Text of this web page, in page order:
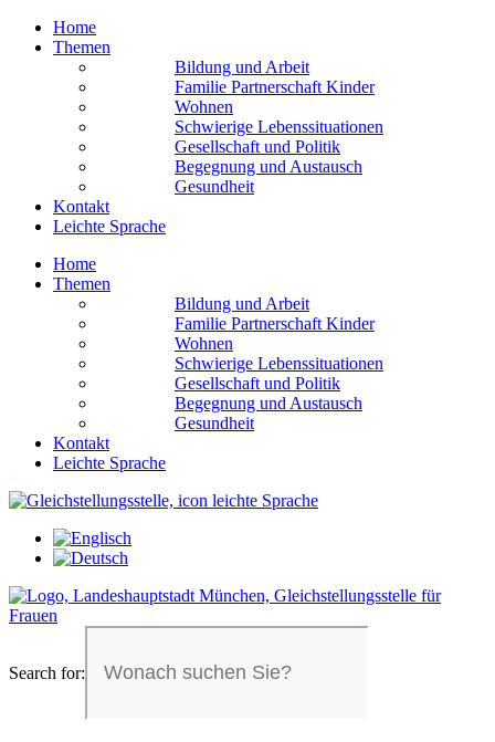
Home
Themen
Bildung und Arbeit
Familie Partnerschaft Kinder
Wohnen
Schwierige Lebens­situationen
Gesellschaft und Politik
Begegnung und Austausch
Gesundheit
Kontakt
Leichte Sprache
Home
Themen
Bildung und Arbeit
Familie Partnerschaft Kinder
Wohnen
Schwierige Lebens­situationen
Gesellschaft und Politik
Begegnung und Austausch
Gesundheit
Kontakt
Leichte Sprache
Search for: